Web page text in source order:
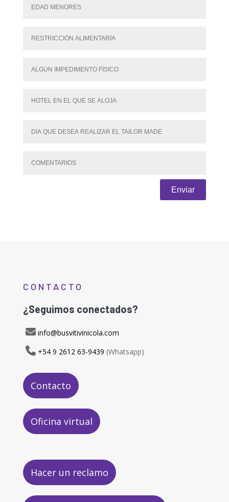
Enviar
CONTACTO
¿Seguimos conectados?
info@busvitivinicola.com
+54 9 2612 63-9439 (Whatsapp)
Contacto
Oficina virtual
Hacer un reclamo